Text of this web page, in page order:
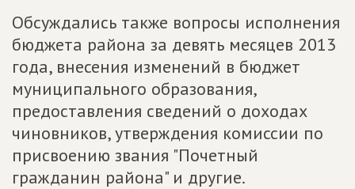
Обсуждались также вопросы исполнения
бюджета района за девять месяцев 2013
года, внесения изменений в бюджет
муниципального образования,
предоставления сведений о доходах
чиновников, утверждения комиссии по
присвоению звания "Почетный
гражданин района" и другие.